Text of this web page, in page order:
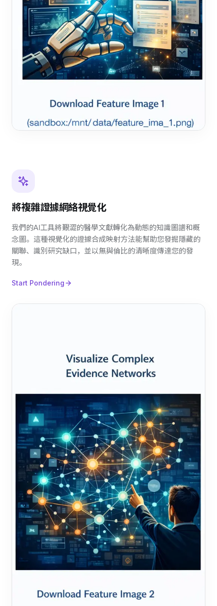
將複雜證據網絡視覺化
我們的AI工具將艱澀的醫學文獻轉化為動態的知識圖譜和概
念圖。這種視覺化的證據合成映射方法能幫助您發掘隱藏的
關聯、識別研究缺口，並以無與倫比的清晰度傳達您的發
現。
Start Pondering